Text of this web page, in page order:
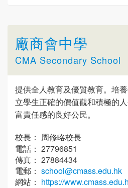
廠商會中學
CMA Secondary School
提供全人教育及優質教育。培
立學生正確的價值觀和積極的
富責任感的良好公民。
校長： 周修略校長
電話： 27796851
傳真： 27884434
電郵： school@cmass.edu.hk
網站： https://